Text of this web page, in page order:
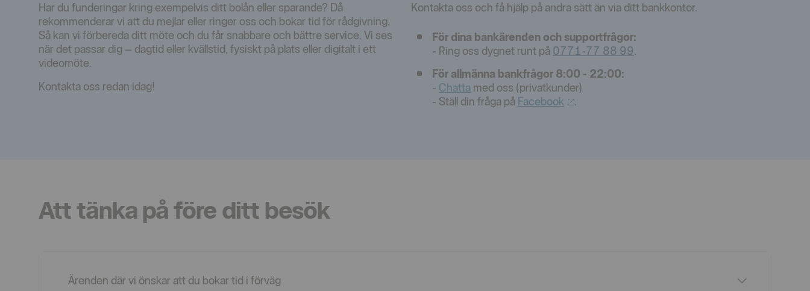
Har du funderingar kring exempelvis ditt bolån eller sparande? Då
rekommenderar vi att du mejlar eller ringer oss och bokar tid för rådgivning.
Så kan vi förbereda ditt möte och du får snabbare och bättre service. Vi ses
när det passar dig – dagtid eller kvällstid, fysiskt på plats eller digitalt i ett
videomöte.
Kontakta oss redan idag!
Kontakta oss och få hjälp på andra sätt än via ditt bankkontor.
För dina bankärenden och supportfrågor:
- Ring oss dygnet runt på 0771-77 88 99
För allmänna bankfrågor 8:00 - 22:00:
- Chatta med oss (privatkunder)
- Ställ din fråga på Facebook
Att tänka på före ditt besök
Ärenden där vi önskar att du bokar tid i förväg Collapse